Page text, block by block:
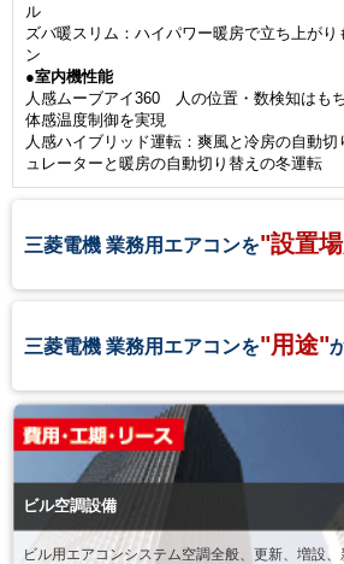
ル
ズバ暖スリム：ハイパワー暖房で立ち上がり
ン
●室内機性能
人感ムーブアイ360 人の位置・数検知はも
体感温度制御を実現
人感ハイブリッド運転：爽風と冷房の自動
ュレーターと暖房の自動切り替えの冬運転
三菱電機 業務用エアコンを"設置
三菱電機 業務用エアコンを"用途"
ビル空調設備
ビル用エアコンシステム空調全般、更新、増設、